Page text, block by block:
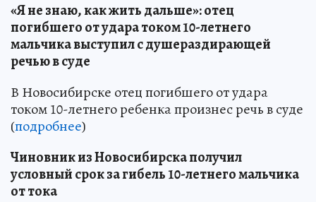
«Я не знаю, как жить дальше»: отец
погибшего от удара током 10-летнего
мальчика выступил с душераздирающей
речью в суде
В Новосибирске отец погибшего от удара
током 10-летнего ребенка произнес речь в суде
(подробнее)
Чиновник из Новосибирска получил
условный срок за гибель 10-летнего мальчика
от тока